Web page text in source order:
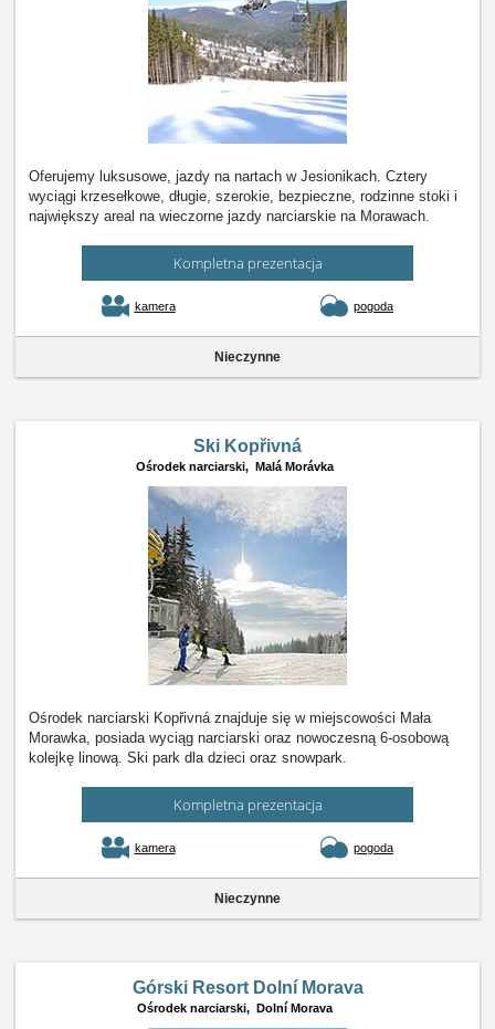
Oferujemy luksusowe, jazdy na nartach w Jesionikach. Cztery
wyciągi krzesełkowe, długie, szerokie, bezpieczne, rodzinne stoki i
największy areal na wieczorne jazdy narciarskie na Morawach.
Kompletna prezentacja
kamera pogoda
Nieczynne
Ski Kopřivná
Ośrodek narciarski, Malá Morávka
Ośrodek narciarski Kopřivná znajduje się w miejscowości Mała
Morawka, posiada wyciąg narciarski oraz nowoczesną 6-osobową
kolejkę linową. Ski park dla dzieci oraz snowpark.
Kompletna prezentacja
kamera pogoda
Nieczynne
Górski Resort Dolní Morava
Ośrodek narciarski, Dolní Morava